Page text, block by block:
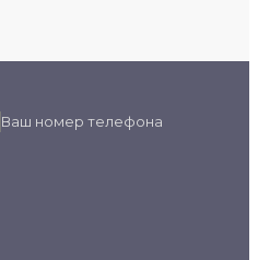
Ваш номер телефона